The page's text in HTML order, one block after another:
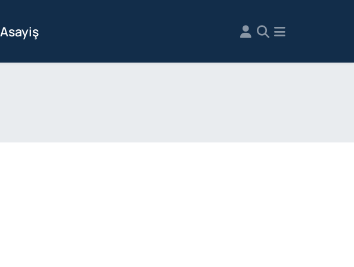
Asayiş